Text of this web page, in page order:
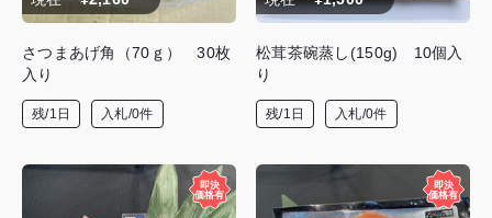
さつまあげ角（70ｇ） 30枚
入り
残/1日 入札/0件
松茸茶碗蒸し(150g) 10個入
り
残/1日 入札/0件